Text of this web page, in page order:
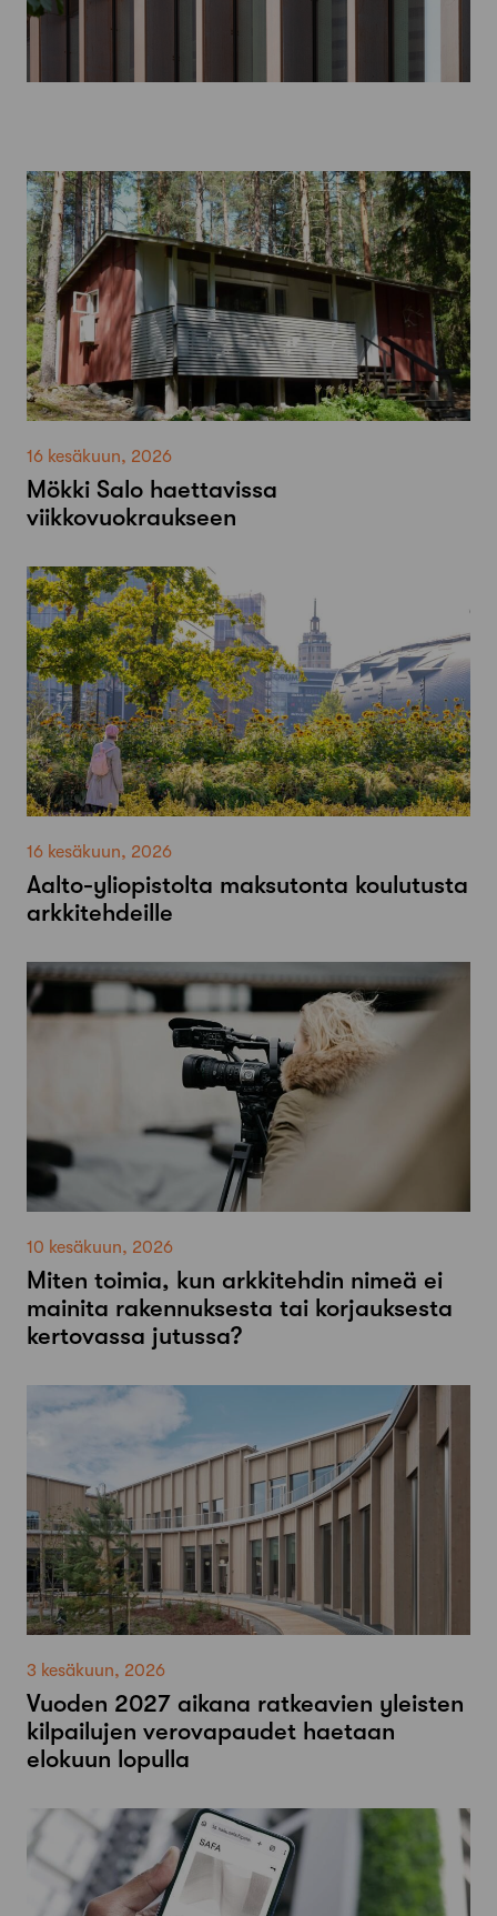
16 kesäkuun, 2026
Mökki Salo haettavissa
viikkovuokraukseen
16 kesäkuun, 2026
Aalto-​yliopistolta maksutonta koulutusta
arkkitehdeille
10 kesäkuun, 2026
Miten toimia, kun arkkitehdin nimeä ei
mainita rakennuksesta tai korjauksesta
kertovassa jutussa?
3 kesäkuun, 2026
Vuoden 2027 aikana ratkeavien yleisten
kilpailujen verovapaudet haetaan
elokuun lopulla